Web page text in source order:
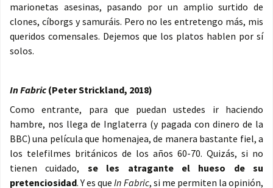
marionetas asesinas, pasando por un amplio surtido de
clones, cíborgs y samuráis. Pero no les entretengo más, mis
queridos comensales. Dejemos que los platos hablen por sí
solos.
In Fabric (Peter Strickland, 2018)
Como entrante, para que puedan ustedes ir haciendo
hambre, nos llega de Inglaterra (y pagada con dinero de la
BBC) una película que homenajea, de manera bastante fiel, a
los telefilmes británicos de los años 60-70. Quizás, si no
tienen cuidado, se les atragante el hueso de su
pretenciosidad. Y es queIn Fabric, si me permiten la opinión,